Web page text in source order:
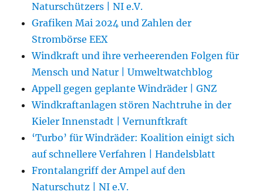
Naturschützers | NI e.V.
Grafiken Mai 2024 und Zahlen der
Strombörse EEX
Windkraft und ihre verheerenden Folgen für
Mensch und Natur | Umweltwatchblog
Appell gegen geplante Windräder | GNZ
Windkraftanlagen stören Nachtruhe in der
Kieler Innenstadt | Vernunftkraft
‘Turbo’ für Windräder: Koalition einigt sich
auf schnellere Verfahren | Handelsblatt
Frontalangriff der Ampel auf den
Naturschutz | NI e.V.